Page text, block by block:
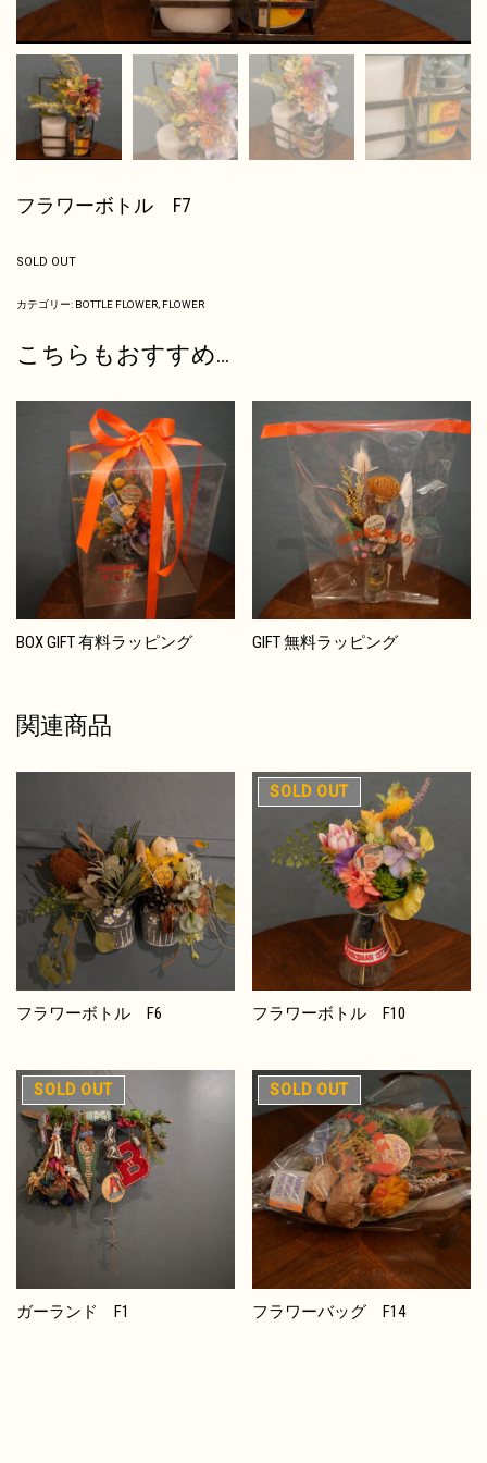
フラワーボトル F7
SOLD OUT
カテゴリー: BOTTLE FLOWER, FLOWER
こちらもおすすめ…
BOX GIFT 有料ラッピング GIFT 無料ラッピング
関連商品
フラワーボトル F6
在庫切れ
フラワーボトル F10
在庫切れ
ガーランド F1
在庫切れ
フラワーバッグ F14